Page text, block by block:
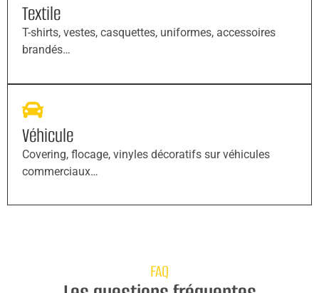
Textile
T-shirts, vestes, casquettes, uniformes, accessoires
brandés…
Véhicule
Covering, flocage, vinyles décoratifs sur véhicules
commerciaux…
FAQ